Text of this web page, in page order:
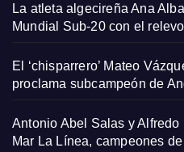
La atleta algecireña Ana
Mundial Sub-20 con el
El ‘chisparrero’ Mateo
proclama subcampeón de
Antonio Abel Salas y
Mar La Línea, campeones